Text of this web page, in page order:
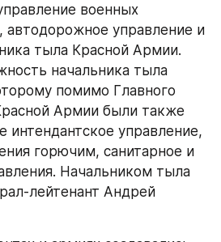
военных
управление и
тыла Красной Армии.
начальника тыла
помимо Главного
Армии были также
интендантское управление,
горючим, санитарное и
Начальником тыла
лейтенант Андрей